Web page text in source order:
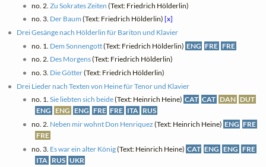
no. 2. Zu Sokrates Zeiten (Text: Friedrich Hölderlin)
no. 3. Der Baum (Text: Friedrich Hölderlin) [x]
Drei Gesänge nach Hölderlin für Bariton und Klavier
no. 1. Dem Sonnengott(Text: Friedrich Hölderlin) ENG FRE FRE
no. 2. Des Morgens(Text: Friedrich Hölderlin)
no. 3. Die Götter(Text: Friedrich Hölderlin)
Drei Lieder nach Texten von Heine für Tenor und Klavier
no. 1. Sie liebten sich beide(Text: Heinrich Heine) CAT CAT DAN DUT
ENG ENG ENG FRE FRE ITA RUS
no. 2. Neben mir wohnt Don Henriquez (Text: Heinrich Heine) ENG FRE
FRE
no. 3. Es war ein alter König(Text: Heinrich Heine) CAT ENG ENG FRE
ITA RUS UKR